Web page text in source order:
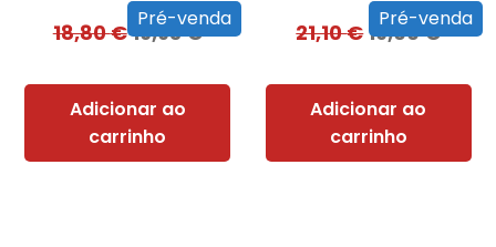
Pré-venda
18,80€16,93€
Adicionar ao
carrinho
Pré-venda
21,10€19,00€
Adicionar ao
carrinho